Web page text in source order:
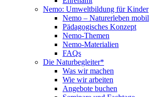
Nemo: Umweltbildung für Kinder
Nemo – Naturerleben mobil
Pädagogisches Konzept
Nemo-Themen
Nemo-Materialien
FAQs
Die Naturbegleiter*
Was wir machen
Wie wir arbeiten
Angebote buchen